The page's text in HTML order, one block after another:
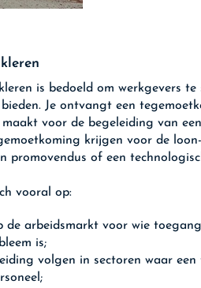
is bedoeld om werkgevers te
Je ontvangt een
voor de begeleiding van
krijgen voor de
promovendus of een
vooral op:
de arbeidsmarkt voor wie
is;
volgen in sectoren waar